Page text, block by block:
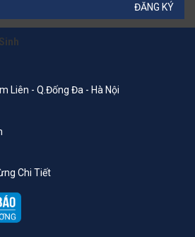
ĐĂNG KÝ
Liên - Q.Đống Đa - Hà Nội
Chi Tiết